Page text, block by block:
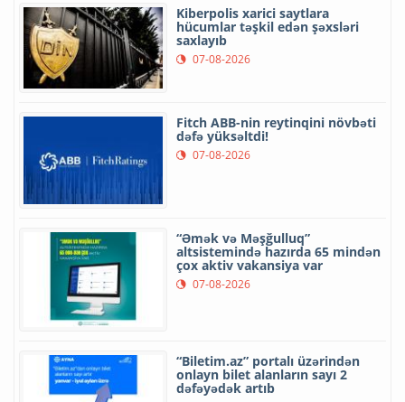
Kiberpolis xarici saytlara
hücumlar təşkil edən şəxsləri
saxlayıb
07-08-2026
Fitch ABB-nin reytinqini növbəti
dəfə yüksəltdi!
07-08-2026
“Əmək və Məşğulluq”
altsistemində hazırda 65 mindən
çox aktiv vakansiya var
07-08-2026
“Biletim.az” portalı üzərindən
onlayn bilet alanların sayı 2
dəfəyədək artıb